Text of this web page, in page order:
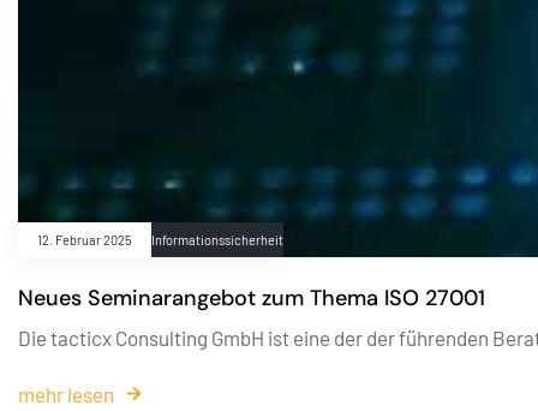
12. Februar 2025 Informationssicherheit
Neues Seminarangebot zum Thema ISO 27001
Die tacticx Consulting GmbH ist eine der der führenden
mehr lesen